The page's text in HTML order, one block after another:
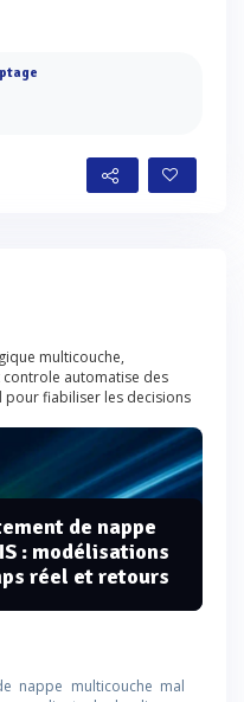
multicouche,
automatise des
pour fiabiliser les decisions
de nappe
: modélisations
réel et retours
nappe multicouche mal